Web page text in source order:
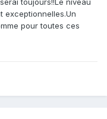
toujours!!Le niveau
exceptionnelles.Un
pour toutes ces